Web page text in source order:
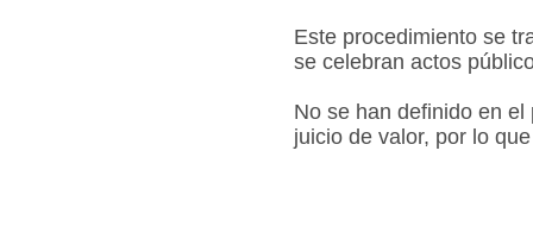
Este procedimiento se
se celebran actos
No se han definido en
juicio de valor, por lo